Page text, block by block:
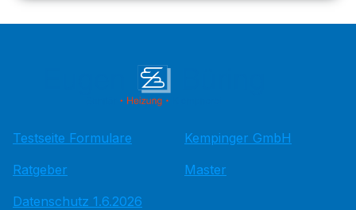
Testseite Formulare
Ratgeber
Datenschutz 1.6.2026
Kempinger GmbH
Master